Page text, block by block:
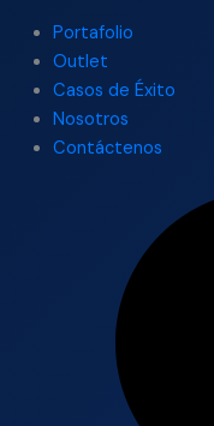
Portafolio
Outlet
Casos de Éxito
Nosotros
Contáctenos